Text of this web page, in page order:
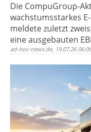
Die CompuGroup-
wachstumsstarkes
meldete zuletzt
eine ausgebauten
ad-hoc-news.de, 19.07.26